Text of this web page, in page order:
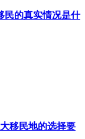
民的真实情况是什
移民地的选择要